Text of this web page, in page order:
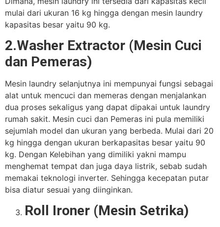
mulai dari ukuran 16 kg hingga dengan mesin laundry
kapasitas besar yaitu 90 kg.
2.Washer Extractor (Mesin Cuci
dan Pemeras)
Mesin laundry selanjutnya ini mempunyai fungsi sebagai
alat untuk mencuci dan memeras dengan menjalankan
dua proses sekaligus yang dapat dipakai untuk laundry
rumah sakit. Mesin cuci dan Pemeras ini pula memiliki
sejumlah model dan ukuran yang berbeda. Mulai dari 20
kg hingga dengan ukuran berkapasitas besar yaitu 90
kg. Dengan Kelebihan yang dimiliki yakni mampu
menghemat tempat dan juga daya listrik, sebab sudah
memakai teknologi inverter. Sehingga kecepatan putar
bisa diatur sesuai yang diinginkan.
Roll Ironer (Mesin Setrika)